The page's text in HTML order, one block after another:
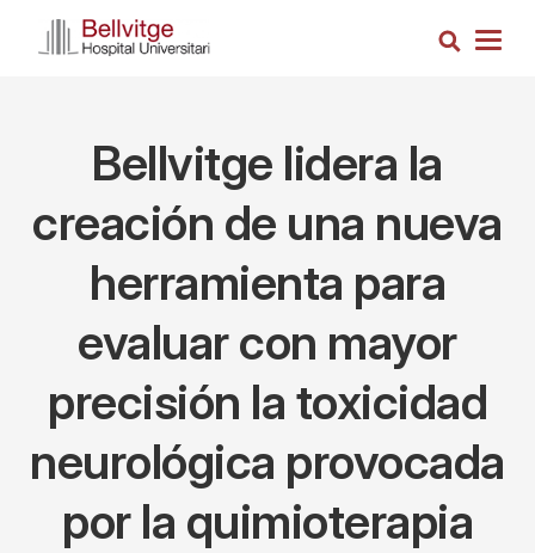
Busca
Bellvitge lidera la
creación de una nueva
herramienta para
evaluar con mayor
precisión la toxicidad
neurológica provocada
por la quimioterapia